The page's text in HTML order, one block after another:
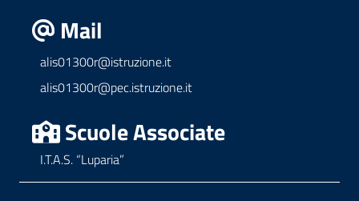
Mail
alis01300r@istruzione.it
alis01300r@pec.istruzione.it
Scuole Associate
I.T.A.S. “Luparia”